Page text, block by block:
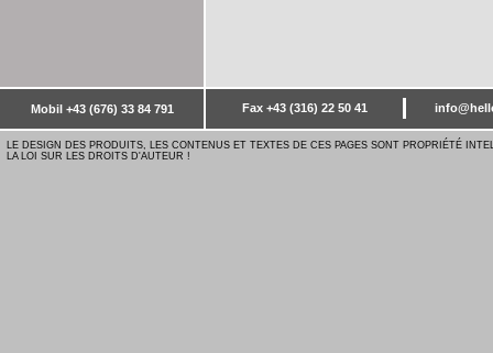
Mobil +43 (676) 33 84 791 Fax +43 (316) 22 50 41
LE DESIGN DES PRODUITS, LES CONTENUS ET TEXTES DE CES PAGES SONT PROPRIÉTÉ
LA LOI SUR LES DROITS D'AUTEUR !